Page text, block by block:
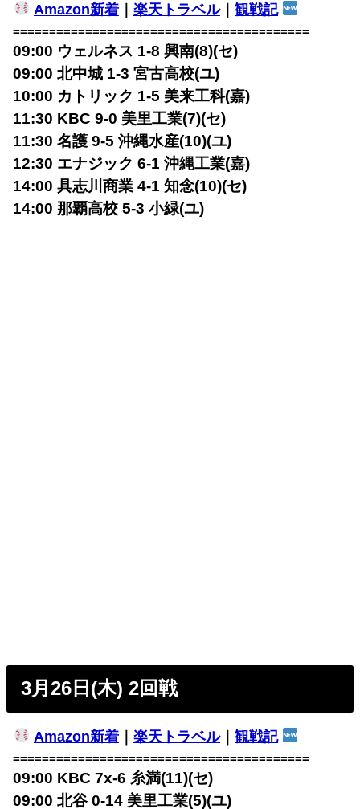
Amazon新着｜ 楽天トラベル｜ 観戦記
=========================================
09:00 ウェルネス 1-8 興南(8)(セ)
09:00 北中城 1-3 宮古高校(ユ)
10:00 カトリック 1-5 美来工科(嘉)
11:30 KBC 9-0 美里工業(7)(セ)
11:30 名護 9-5 沖縄水産(10)(ユ)
12:30 エナジック 6-1 沖縄工業(嘉)
14:00 具志川商業 4-1 知念(10)(セ)
14:00 那覇高校 5-3 小緑(ユ)
3月26日(木) 2回戦
Amazon新着｜ 楽天トラベル｜ 観戦記
=========================================
09:00 KBC 7x-6 糸満(11)(セ)
09:00 北谷 0-14 美里工業(5)(ユ)